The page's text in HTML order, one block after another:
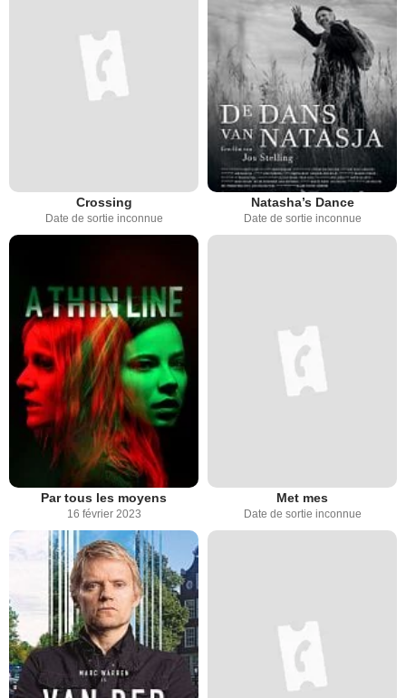
Crossing
Date de sortie inconnue
Natasha’s Dance
Date de sortie inconnue
Par tous les moyens
16 février 2023
Met mes
Date de sortie inconnue